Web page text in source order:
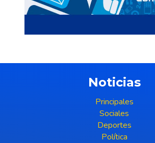
Noticias
Principales
Sociales
Deportes
Política